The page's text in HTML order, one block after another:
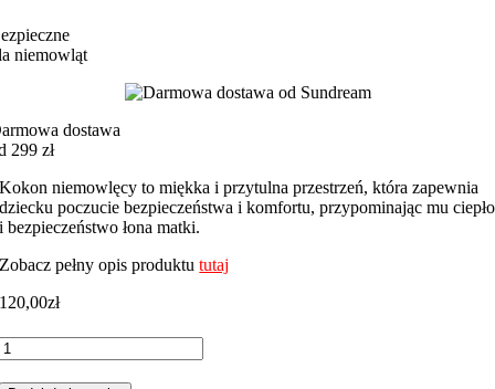
niemowląt
dostawa
299 zł
Kokon niemowlęcy to miękka i przytulna przestrzeń, która zapewnia
dziecku poczucie bezpieczeństwa i komfortu, przypominając mu ciepło
i bezpieczeństwo łona matki.
Zobacz pełny opis produktututaj
120,00zł